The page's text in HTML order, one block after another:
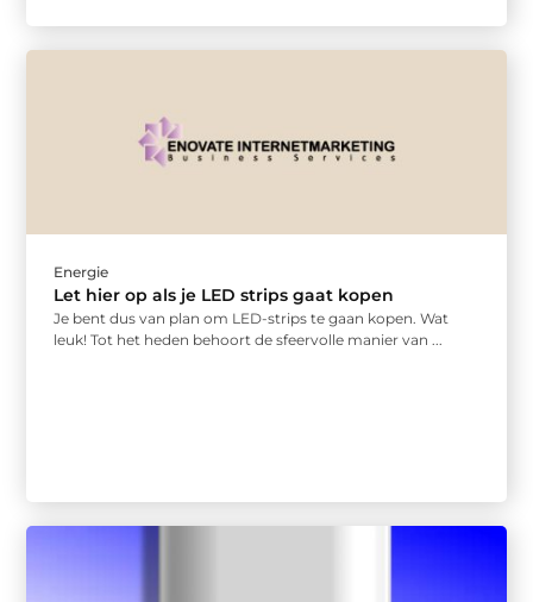
Energie
Let hier op als je LED strips gaat kopen
Je bent dus van plan om LED-strips te gaan kopen. Wat
leuk! Tot het heden behoort de sfeervolle manier van ...